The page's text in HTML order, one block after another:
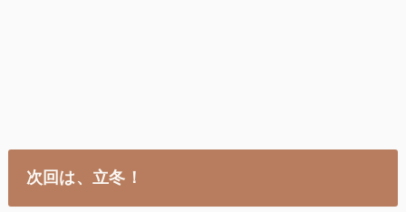
次回は、立冬！